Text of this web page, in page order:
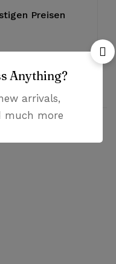
Preisen
Anything?
arrivals,
much more